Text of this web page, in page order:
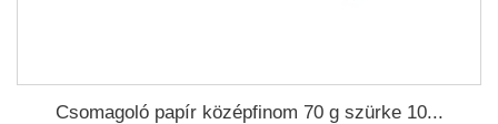
Csomagoló papír középfinom 70 g szürke 10...